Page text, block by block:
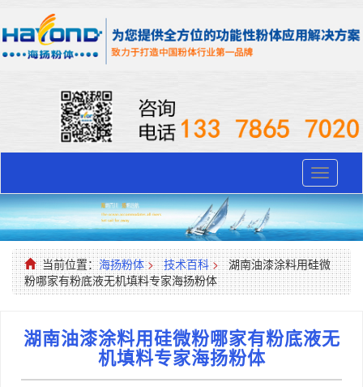
Toggle
当前位置：海扬粉体 > 技术百科 > 湖南油漆涂料用硅微
粉哪家有粉底液无机填料专家海扬粉体
湖南油漆涂料用硅微粉哪家有粉底液无
机填料专家海扬粉体